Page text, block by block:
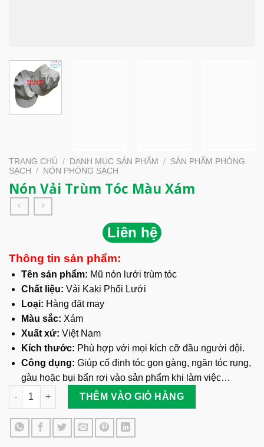
TRANG CHỦ / DANH MỤC SẢN PHẨM / SẢN PHẨM PHÒNG
SẠCH
/ NÓN PHÒNG SẠCH
Nón Vải Trùm Tóc Màu Xám
Liên hệ
Thông tin sản phẩm:
Tên sản phẩm: Mũ nón lưới trùm tóc
Chất liệu: Vải Kaki Phối Lưới
Loại: Hàng đặt may
Màu sắc: Xám
Xuất xứ: Việt Nam
Kích thước: Phù hợp với mọi kích cỡ đầu người đội.
Công dụng: Giúp cố định tóc gọn gàng, ngăn tóc rụng,
gàu hoặc bụi bẩn rơi vào sản phẩm khi làm việc…
Nón Vải Trùm Tóc Màu Xám số lượng
THÊM VÀO GIỎ HÀNG